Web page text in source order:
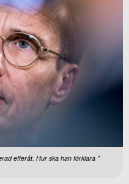
efteråt. Hur ska han förklara "